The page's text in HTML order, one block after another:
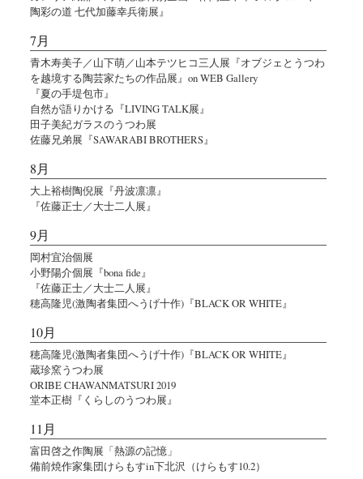
陶彩の道 七代加藤幸兵衛展』
7月
青木寿美子／山下萌／山本テツヒコ三人展『オブジェとうつわ
を越境する陶芸家たちの作品展』on WEB Gallery
『夏の手堤包市』
自然が語りかける『LIVING TALK展』
田子美紀ガラスのうつわ展
佐藤兄弟展『SAWARABI BROTHERS』
8月
大上裕樹陶倪展『丹波凛凛』
『佐藤正士／大士二人展』
9月
岡村宜治個展
小野陽介個展『bona fide』
『佐藤正士／大士二人展』
穂高隆児(激陶者集団へうげ十作)『BLACK OR WHITE』
10月
穂高隆児(激陶者集団へうげ十作)『BLACK OR WHITE』
蔵珍窯うつわ展
ORIBE CHAWANMATSURI 2019
堂本正樹『くらしのうつわ展』
11月
富田啓之作陶展「熱源の記憶」
備前焼作家集団けらもすin下北沢（けらもす10.2）